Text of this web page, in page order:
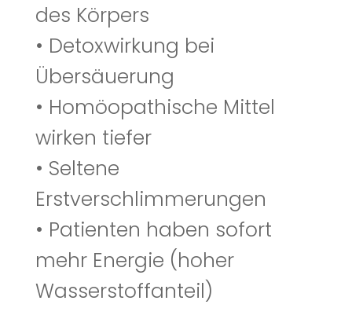
des Körpers
• Detoxwirkung bei
Übersäuerung
• Homöopathische Mittel
wirken tiefer
• Seltene
Erstverschlimmerungen
• Patienten haben sofort
mehr Energie (hoher
Wasserstoffanteil)